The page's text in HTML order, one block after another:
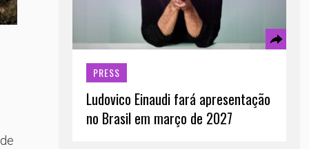
PRESS
Ludovico Einaudi fará apresentação
no Brasil em março de 2027